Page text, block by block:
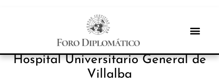
INBOX INTERNACIONAL
Hospital Universitario General de
Villalba